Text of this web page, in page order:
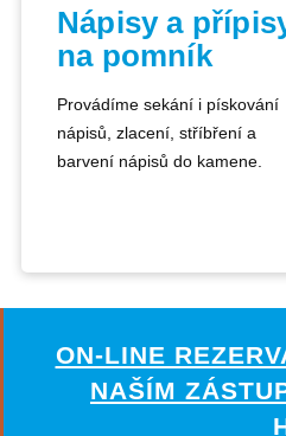
Nápisy a
na pomník
Provádíme sekání i pískování
nápisů, zlacení, stříbření a
barvení nápisů do kamene.
ON-LINE
NAŠÍM